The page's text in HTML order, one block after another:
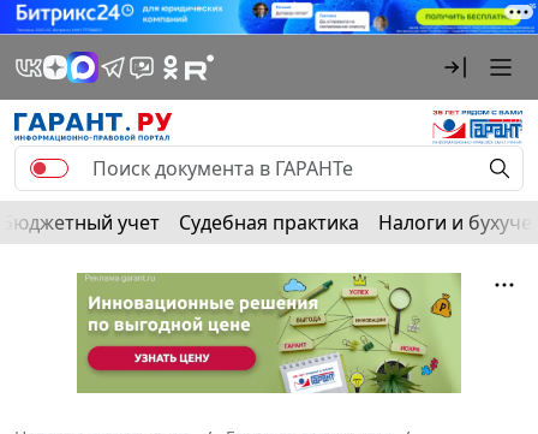
Бюджетный учет Судебная практика Налоги и